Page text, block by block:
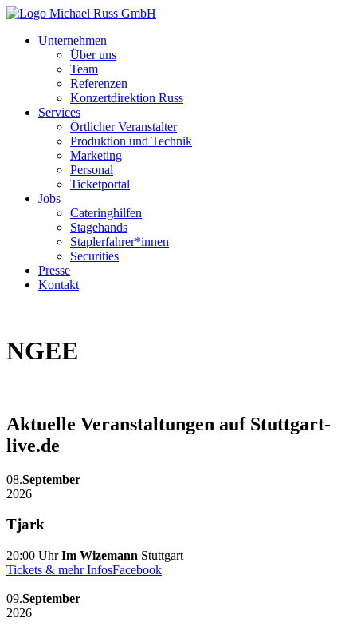
Unternehmen
Über uns
Team
Referenzen
Konzertdirektion Russ
Services
Örtlicher Veranstalter
Produktion und Technik
Marketing
Personal
Ticketportal
Jobs
Cateringhilfen
Stagehands
Staplerfahrer*innen
Securities
Presse
Kontakt
NGEE
Aktuelle Veranstaltungen auf Stuttgart-
live.de
08.September
2026
Tjark
20:00 UhrIm Wizemann Stuttgart
Tickets & mehr InfosFacebook
09.September
2026